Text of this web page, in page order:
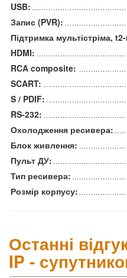
USB:
Запис (PVR):
Підтримка мультістріма,
HDMI:
RCA composite:
SCART:
S / PDIF:
RS-232:
Охолодження ресивера:
Блок живлення:
Пульт ДУ:
Тип ресивера:
Розмір корпусу:
Останні
IP -